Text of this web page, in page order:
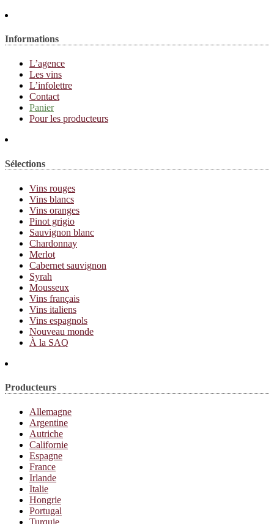
Informations
L’agence
Les vins
L’infolettre
Contact
Panier
Pour les producteurs
Sélections
Vins rouges
Vins blancs
Vins oranges
Pinot grigio
Sauvignon blanc
Chardonnay
Merlot
Cabernet sauvignon
Syrah
Mousseux
Vins français
Vins italiens
Vins espagnols
Nouveau monde
À la SAQ
Producteurs
Allemagne
Argentine
Autriche
Californie
Espagne
France
Irlande
Italie
Hongrie
Portugal